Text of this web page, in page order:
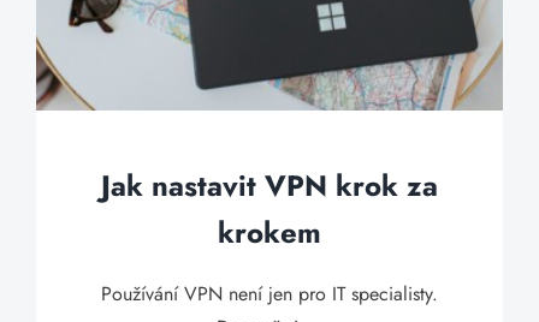
Jak nastavit VPN krok za
krokem
Používání VPN není jen pro IT specialisty.